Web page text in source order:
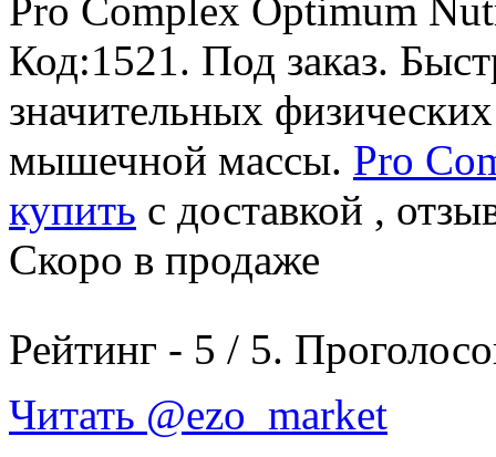
Pro Complex Optimum
Код:1521. Под заказ.
значительных
мышечной массы. Pro
купить с доставкой ,
Скоро в продаже
Рейтинг - 5 / 5.
Читать @ezo_market